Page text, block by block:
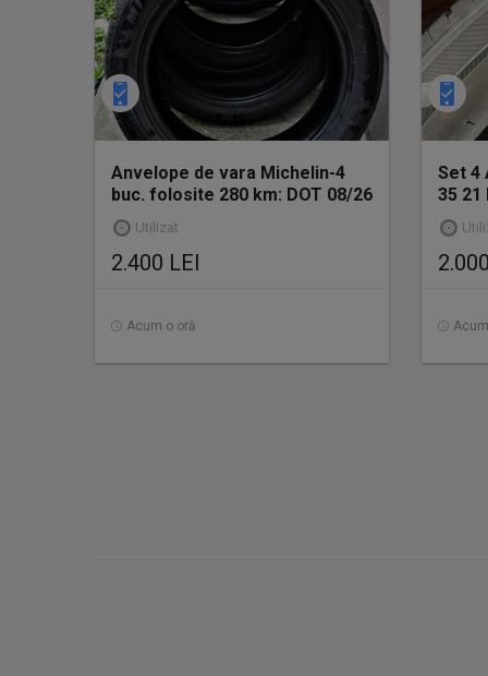
Anvelope de vara Michelin-4
buc. folosite 280 km: DOT 08/26
235/50/R19 99V
Utilizat
2.400 LEI
Acum o oră
Set 4
35 21